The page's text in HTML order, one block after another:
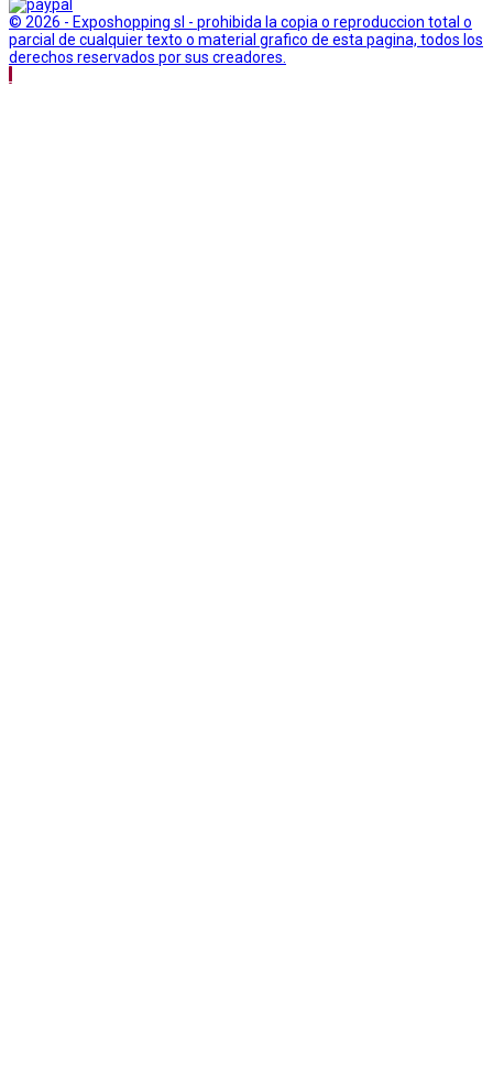
© 2026 - Exposhopping sl - prohibida la copia o reproduccion total o
parcial de cualquier texto o material grafico de esta pagina, todos los
derechos reservados por sus creadores.